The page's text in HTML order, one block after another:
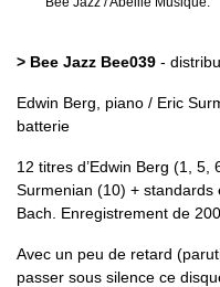
> Bee Jazz Bee039 -
Edwin Berg, piano / Eric
batterie
12 titres d’Edwin Berg (1,
Surmenian (10) + standards
Bach. Enregistrement de
Avec un peu de retard
passer sous silence ce